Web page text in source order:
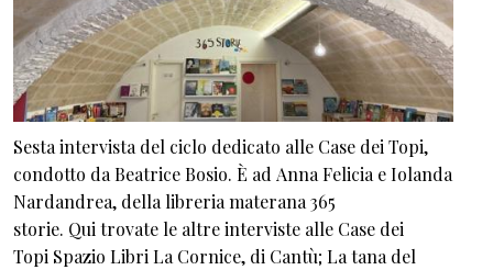
Sesta intervista del ciclo dedicato alle Case dei Topi,
condotto da Beatrice Bosio. È ad Anna Felicia e Iolanda
Nardandrea, della libreria materana 365
storie. Qui trovate le altre interviste alle Case dei
Topi Spazio Libri La Cornice, di Cantù; La tana del